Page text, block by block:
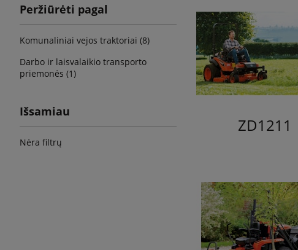
Peržiūrėti pagal
Komunaliniai vejos traktoriai (8)
Darbo ir laisvalaikio transporto
priemonės (1)
Išsamiau
Nėra filtrų
ZD1211